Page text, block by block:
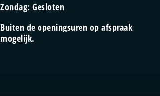
Zondag:Gesloten
Buiten de openingsuren op afspraak
mogelijk.